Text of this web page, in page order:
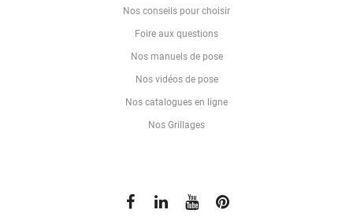
Nos conseils pour choisir
Foire aux questions
Nos manuels de pose
Nos vidéos de pose
Nos catalogues en ligne
Nos Grillages